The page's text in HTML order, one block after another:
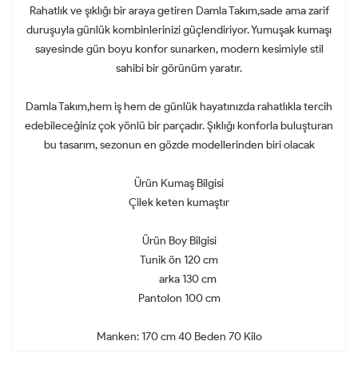
Rahatlık ve şıklığı bir araya getiren Damla Takım,sade ama zarif
duruşuyla günlük kombinlerinizi güçlendiriyor. Yumuşak kumaşı
sayesinde gün boyu konfor sunarken, modern kesimiyle stil
sahibi bir görünüm yaratır.
Damla Takım,hem iş hem de günlük hayatınızda rahatlıkla tercih
edebileceğiniz çok yönlü bir parçadır. Şıklığı konforla buluşturan
bu tasarım, sezonun en gözde modellerinden biri olacak
Ürün Kumaş Bilgisi
Çilek keten kumaştır
Ürün Boy Bilgisi
Tunik ön 120 cm
arka 130 cm
Pantolon 100 cm
Manken: 170 cm 40 Beden 70 Kilo